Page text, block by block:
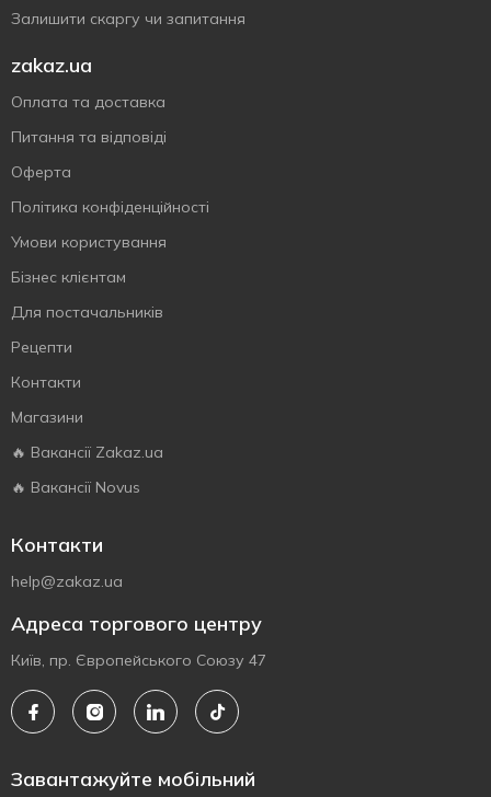
Залишити скаргу чи запитання
zakaz.ua
Оплата та доставка
Питання та відповіді
Оферта
Політика конфіденційності
Умови користування
Бізнес клієнтам
Для постачальників
Рецепти
Контакти
Магазини
🔥 Вакансії Zakaz.ua
🔥 Вакансії Novus
Контакти
help@zakaz.ua
Адреса торгового центру
Київ, пр. Європейського Союзу 47
Завантажуйте мобільний